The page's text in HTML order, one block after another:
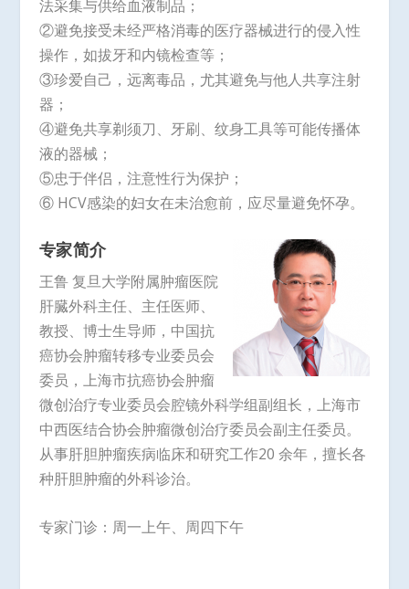
法采集与供给血液制品；
②避免接受未经严格消毒的医疗器械进行的侵入性
操作，如拔牙和内镜检查等；
③珍爱自己，远离毒品，尤其避免与他人共享注射
器；
④避免共享剃须刀、牙刷、纹身工具等可能传播体
液的器械；
⑤忠于伴侣，注意性行为保护；
⑥ HCV感染的妇女在未治愈前，应尽量避免怀孕。
专家简介
王鲁 复旦大学附属肿瘤医院
肝臓外科主任、主任医师、
教授、博士生导师，中国抗
癌协会肿瘤转移专业委员会
委员，上海市抗癌协会肿瘤
微创治疗专业委员会腔镜外科学组副组长，上海市
中西医结合协会肿瘤微创治疗委员会副主任委员。
从事肝胆肿瘤疾病临床和研究工作20 余年，擅长各
种肝胆肿瘤的外科诊治。
专家门诊：周一上午、周四下午